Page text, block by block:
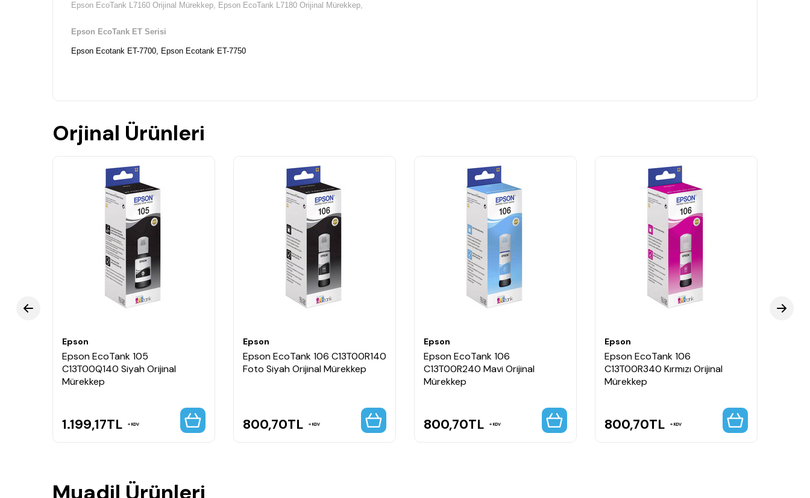
Epson EcoTank L7160 Orijinal Mürekkep, Epson EcoTank L7180 Orijinal Mürekkep,
Epson EcoTank ET Serisi
Epson Ecotank ET-7700, Epson Ecotank ET-7750
Orjinal Ürünleri
Epson
Epson EcoTank 105
C13T00Q140 Siyah Orijinal
Mürekkep
1.199,17TL KDV
Epson
Epson EcoTank 106 C13T00R140
Foto Siyah Orijinal Mürekkep
800,70TL KDV
Epson
Epson EcoTank 106
C13T00R240 Mavi Orijinal
Mürekkep
800,70TL KDV
Epson
Epson EcoTank 106
C13T00R340 Kırmızı Orijinal
Mürekkep
800,70TL KDV